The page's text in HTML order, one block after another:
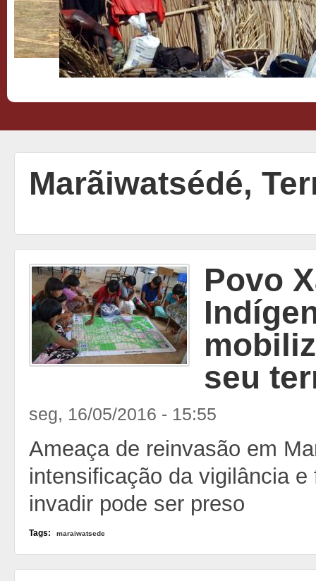
Marãiwatsédé,
Povo
seu
seg, 16/05/2016 - 15:55
Ameaça de reinvasão em
intensificação da vigilância
invadir pode ser preso
Tags: maraiwatsede